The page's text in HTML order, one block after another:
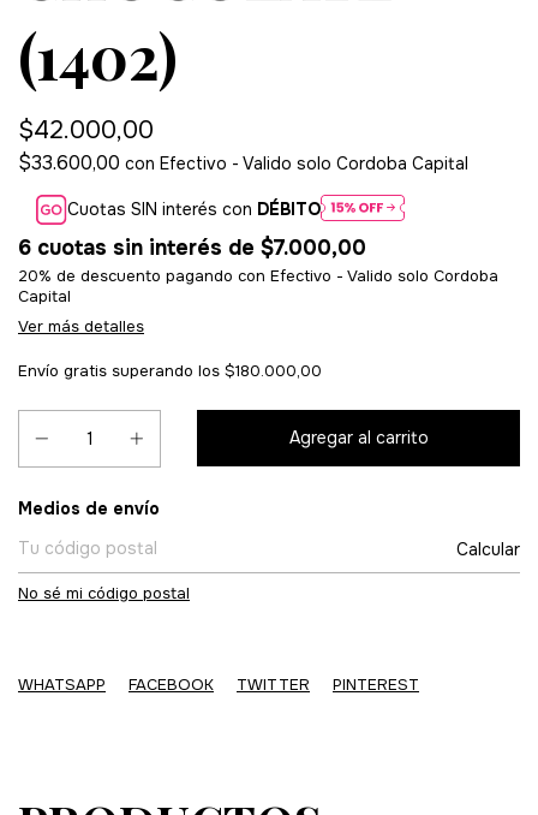
(1402)
$42.000,00
$33.600,00 con Efectivo - Valido solo Cordoba Capital
Cuotas SIN interés con DÉBITO
6 cuotas sin interés de $7.000,00
20% de descuento pagando con Efectivo - Valido solo Cordoba
Capital
Ver más detalles
Envío gratis superando los $180.000,00
Entregas para el CP:
Medios de envío
Calcular
No sé mi código postal
WHATSAPP FACEBOOK TWITTER PINTEREST